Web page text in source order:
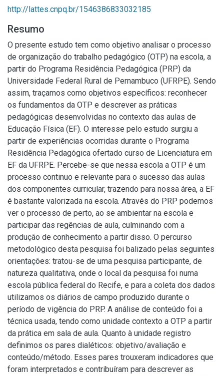
http://lattes.cnpq.br/1546386833032185
Resumo
O presente estudo tem como objetivo analisar o processo
de organização do trabalho pedagógico (OTP) na escola, a
partir do Programa Residência Pedagógica (PRP) da
Universidade Federal Rural de Pernambuco (UFRPE). Sendo
assim, traçamos como objetivos específicos: reconhecer
os fundamentos da OTP e descrever as práticas
pedagógicas desenvolvidas no contexto das aulas de
Educação Física (EF). O interesse pelo estudo surgiu a
partir de experiências ocorridas durante o Programa
Residência Pedagógica ofertado curso de Licenciatura em
EF da UFRPE. Percebe-se que nessa escola a OTP é um
processo continuo e relevante para o sucesso das aulas
dos componentes curricular, trazendo para nossa área, a EF
é bastante valorizada na escola. Através do PRP podemos
ver o processo de perto, ao se ambientar na escola e
participar das regências de aula, culminando com a
produção de conhecimento a partir disso. O percurso
metodológico desta pesquisa foi balizado pelas seguintes
orientações: tratou-se de uma pesquisa participante, de
natureza qualitativa, onde o local da pesquisa foi numa
escola pública federal do Recife, e para a coleta dos dados
utilizamos os diários de campo produzido durante o
período de vigência do PRP. A análise de conteúdo foi a
técnica usada, tendo como unidade contexto a OTP a partir
da prática em sala de aula. Quanto à unidade registro
definimos os pares dialéticos: objetivo/avaliação e
conteúdo/método. Esses pares trouxeram indicadores que
foram interpretados e contribuíram para descrever as